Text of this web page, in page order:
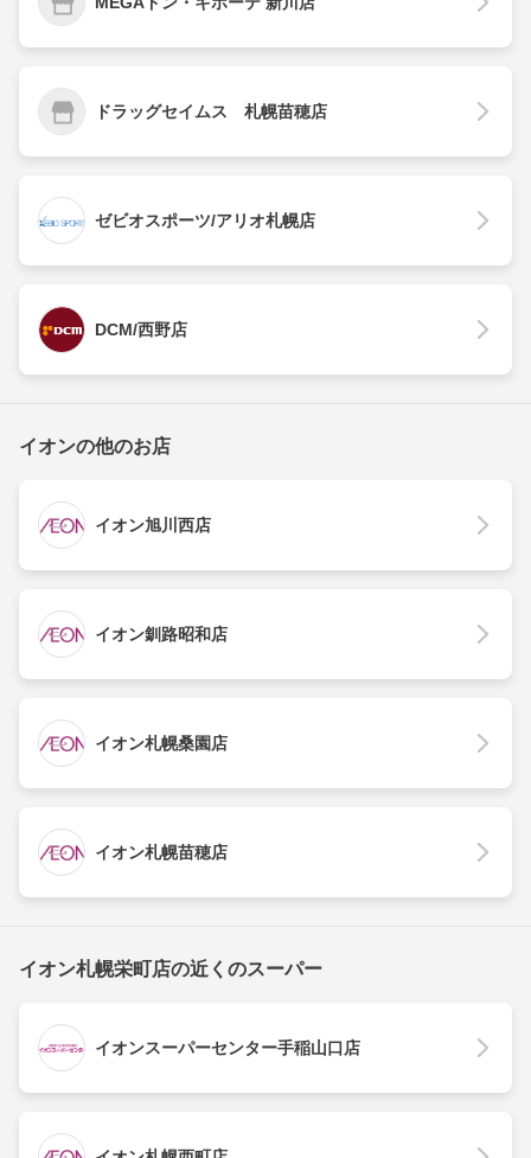
ドラッグセイムス 札幌苗穂店
ゼビオスポーツ/アリオ札幌店
DCM/西野店
イオンの他のお店
イオン旭川西店
イオン釧路昭和店
イオン札幌桑園店
イオン札幌苗穂店
イオン札幌栄町店の近くのスーパー
イオンスーパーセンター手稲山口店